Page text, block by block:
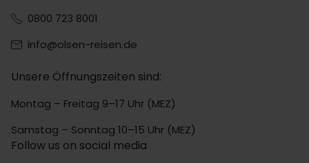
0800 723 8001
info@olsen-reisen.de
Unsere Öffnungszeiten sind:
Montag – Freitag 9–17 Uhr (MEZ)
Samstag – Sonntag 10–15 Uhr (MEZ)
Follow us on social media